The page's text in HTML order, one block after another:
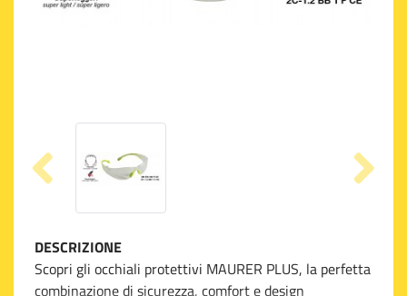
DESCRIZIONE
Scopri gli occhiali protettivi MAURER PLUS, la perfetta
combinazione di sicurezza, comfort e design